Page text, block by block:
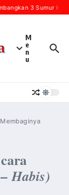
3 Sumur Infill
M
e
n
u
Habis)